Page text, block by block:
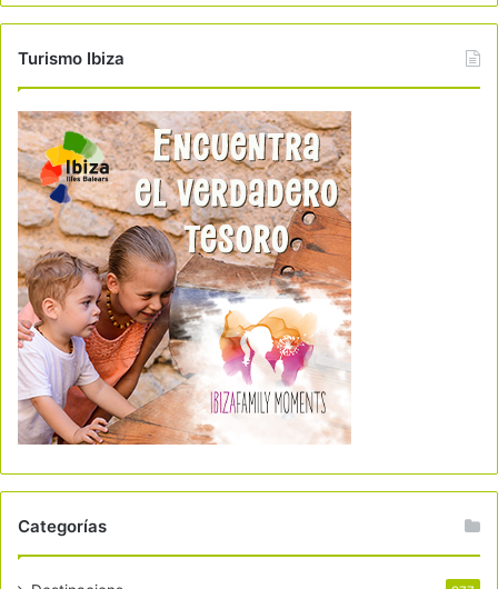
Turismo Ibiza
Categorías